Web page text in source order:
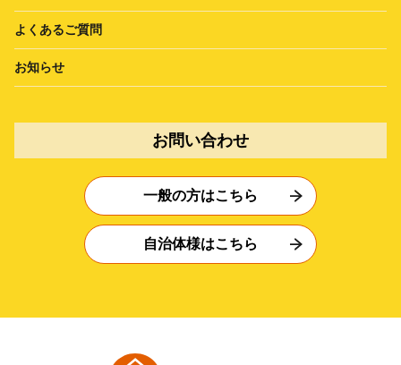
よくあるご質問
お知らせ
お問い合わせ
一般の方はこちら
自治体様はこちら